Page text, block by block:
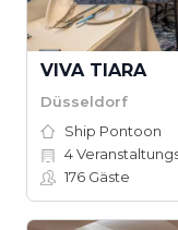
VIVA TIARA
Düsseldorf
Ship Pontoon
4
176 Gäste